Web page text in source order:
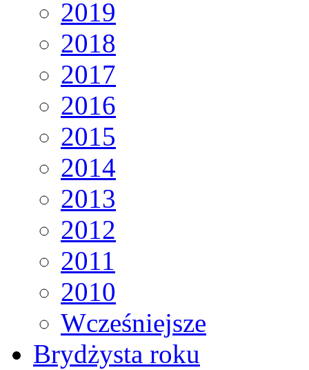
2019
2018
2017
2016
2015
2014
2013
2012
2011
2010
Wcześniejsze
Brydżysta roku